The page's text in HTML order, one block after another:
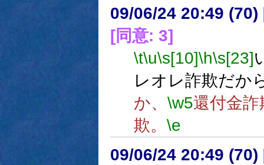
09/06/24 20:49 (70)
[同意: 3]
\t\u\s[10]\h\s[23]
レオレ詐欺だか
か、 \w5還付金
欺。 \e
09/06/24 20:49 (70)